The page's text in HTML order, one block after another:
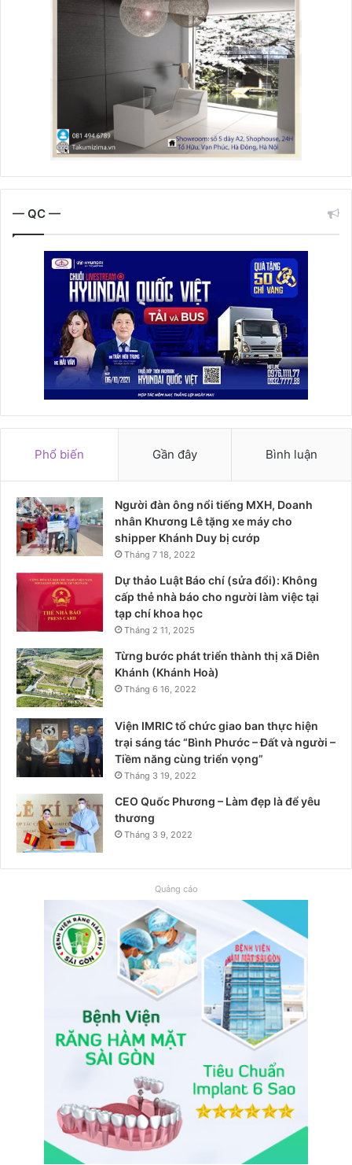
— QC —
Phổ biến Gần đây Bình luận
Người đàn ông nổi tiếng MXH, Doanh
nhân Khương Lê tặng xe máy cho
shipper Khánh Duy bị cướp
Tháng 7 18, 2022
Dự thảo Luật Báo chí (sửa đổi): Không
cấp thẻ nhà báo cho người làm việc tại
tạp chí khoa học
Tháng 2 11, 2025
Từng bước phát triển thành thị xã Diên
Khánh (Khánh Hoà)
Tháng 6 16, 2022
Viện IMRIC tổ chức giao ban thực hiện
trại sáng tác “Bình Phước – Đất và người –
Tiềm năng cùng triển vọng”
Tháng 3 19, 2022
CEO Quốc Phương – Làm đẹp là để yêu
thương
Tháng 3 9, 2022
Quảng cáo